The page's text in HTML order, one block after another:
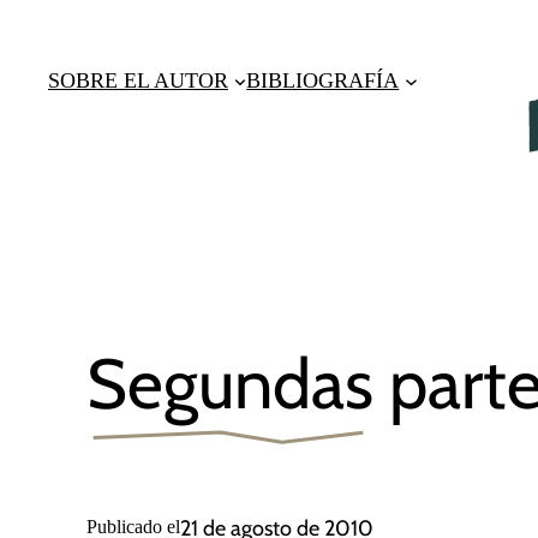
contenido
SOBRE EL AUTOR BIBLIOGRAFÍA
Segundas
Publicado el21 de agosto de 2010